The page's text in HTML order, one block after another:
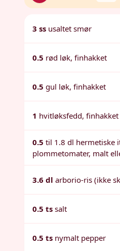
3 ss usaltet smør
0.5 rød løk, finhakket
0.5 gul løk, finhakket
1 hvitløksfedd, finhakket
0.5 til 1.8 dl hermetiske
plommetomater, malt
3.6 dl arborio-ris (ikke
0.5 ts salt
0.5 ts nymalt pepper